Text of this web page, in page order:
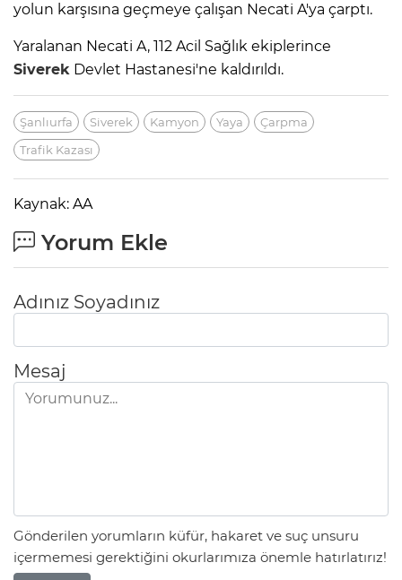
yolun karşısına geçmeye çalışan Necati A'ya çarptı.
Yaralanan Necati A, 112 Acil Sağlık ekiplerince
Siverek Devlet Hastanesi'ne kaldırıldı.
Şanlıurfa Siverek Kamyon Yaya
Çarpma
Trafik Kazası
Kaynak: AA
Yorum Ekle
Adınız Soyadınız
Mesaj
Gönderilen yorumların küfür, hakaret ve suç unsuru
içermemesi gerektiğini okurlarımıza önemle hatırlatırız!